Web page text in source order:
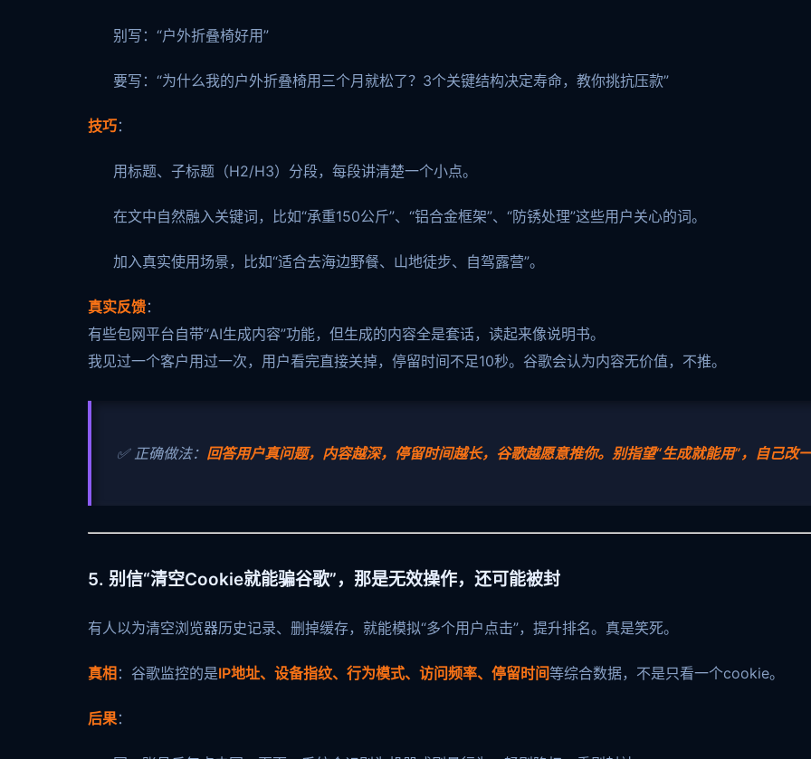
别写：“户外折叠椅好用”
要写：“为什么我的户外折叠椅用三个月就松了？3个关键结构决定寿命，教你挑抗压款”
技巧：
用标题、子标题（H2/H3）分段，每段讲清楚一个小点。
在文中自然融入关键词，比如“承重150公斤”、“铝合金框架”、“防锈处理”这些用户关心的词。
加入真实使用场景，比如“适合去海边野餐、山地徒步、自驾露营”。
真实反馈：
有些包网平台自带“AI生成内容”功能，但生成的内容全是套话，读起来像说明书。
我见过一个客户用过一次，用户看完直接关掉，停留时间不足10秒。谷歌会认为内容无价值，不推。
✅ 正确做法： 回答用户真问题，内容越深，停留时间越长，谷歌越愿意推你。别指望“生成就能用”，自己改
5. 别信“清空Cookie就能骗谷歌”，那是无效操作，还可能被封
有人以为清空浏览器历史记录、删掉缓存，就能模拟“多个用户点击”，提升排名。真是笑死。
真相 ：谷歌监控的是IP地址、设备指纹、行为模式、访问频率、停留时间等综合数据，不是只看一个cookie。
后果：